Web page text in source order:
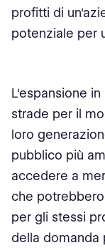
profitti di
potenziale per
L'espansione
strade per il
loro
pubblico più
accedere a
che
per gli stessi
della domanda